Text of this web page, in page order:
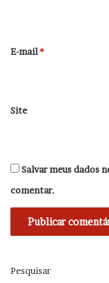
*
E-mail*
Site
Salvar meus dados
comentar.
Pesquisar